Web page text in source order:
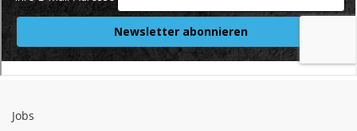
Jobs